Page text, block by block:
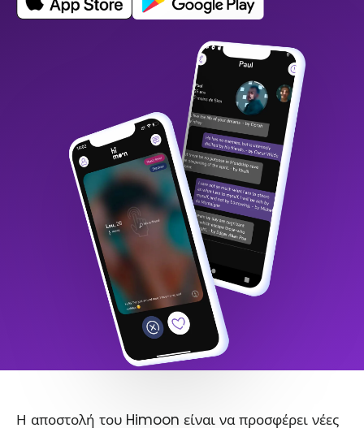
Η αποστολή του Himoon είναι να προσφέρει νέες